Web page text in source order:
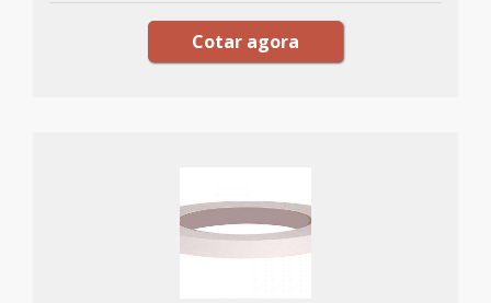
Cotar agora